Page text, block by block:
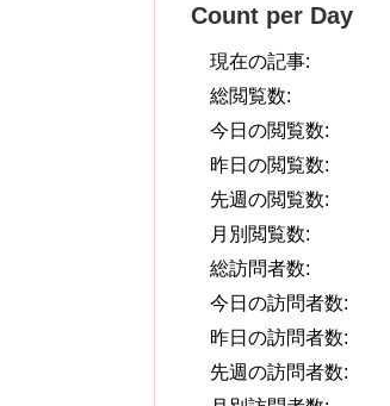
Count per Day
現在の記事:
総閲覧数:
今日の閲覧数:
昨日の閲覧数:
先週の閲覧数:
月別閲覧数:
総訪問者数:
今日の訪問者数:
昨日の訪問者数:
先週の訪問者数: